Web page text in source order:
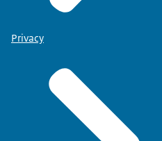
Privacy